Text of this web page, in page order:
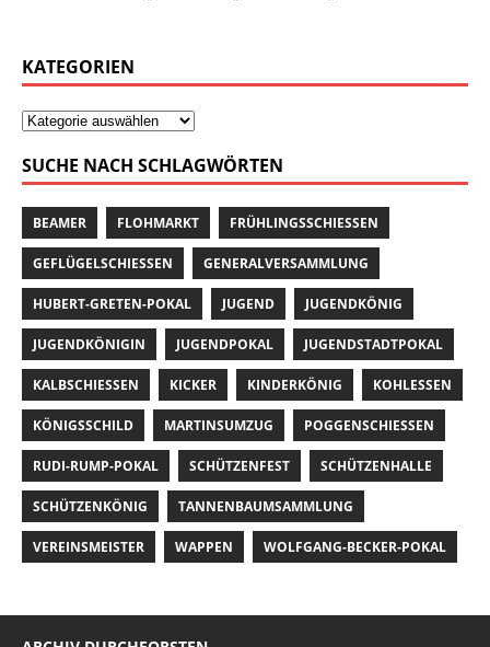
KATEGORIEN
SUCHE NACH SCHLAGWÖRTEN
BEAMER FLOHMARKT FRÜHLINGSSCHIESSEN
GEFLÜGELSCHIESSEN GENERALVERSAMMLUNG
HUBERT-GRETEN-POKAL JUGEND JUGENDKÖNIG
JUGENDKÖNIGIN JUGENDPOKAL JUGENDSTADTPOKAL
KALBSCHIESSEN KICKER KINDERKÖNIG KOHLESSEN
KÖNIGSSCHILD MARTINSUMZUG POGGENSCHIESSEN
RUDI-RUMP-POKAL SCHÜTZENFEST SCHÜTZENHALLE
SCHÜTZENKÖNIG TANNENBAUMSAMMLUNG
VEREINSMEISTER WAPPEN WOLFGANG-BECKER-POKAL